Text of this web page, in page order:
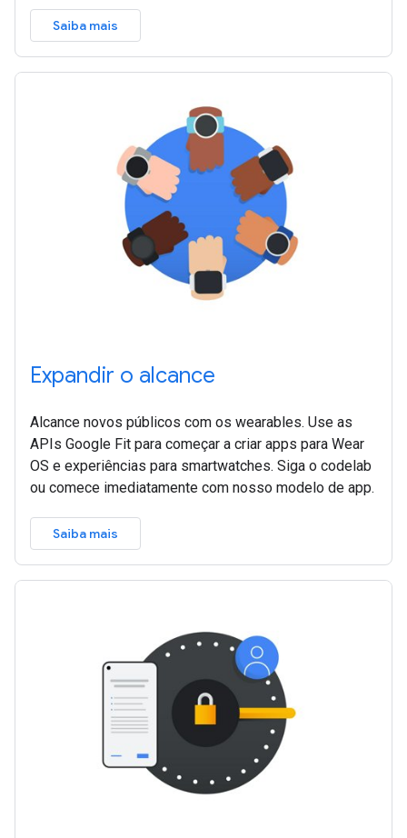
Saiba mais
Expandir o alcance
Alcance novos públicos com os wearables. Use as
APIs Google Fit para começar a criar apps para Wear
OS e experiências para smartwatches. Siga o codelab
ou comece imediatamente com nosso modelo de app.
Saiba mais